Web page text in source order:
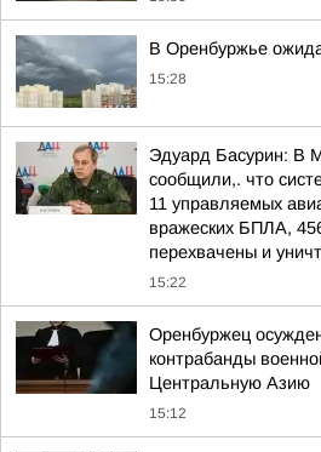
В Оренбуржье
15:28
Эдуард Басурин: В
сообщили,. что
11 управляемых
вражеских БПЛА,
перехвачены и
15:22
Оренбуржец
контрабанды
Центральную Азию
15:12